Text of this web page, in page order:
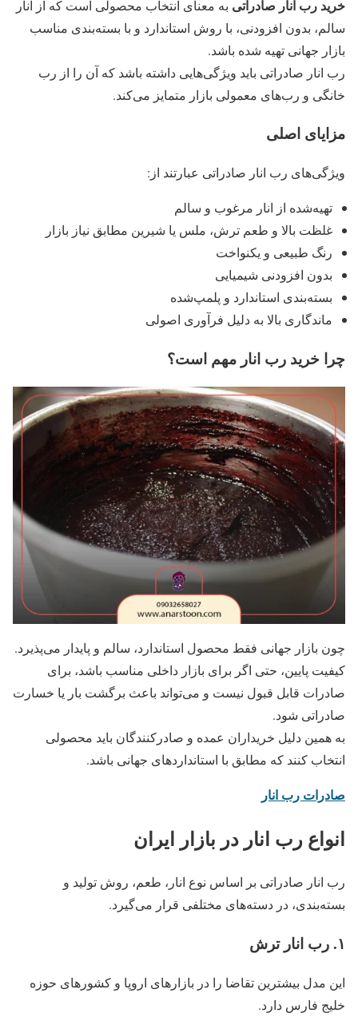
خرید رب انار صادراتی به معنای انتخاب محصولی است که از انار
سالم، بدون افزودنی، با روش استاندارد و با بسته‌بندی مناسب
بازار جهانی تهیه شده باشد.
رب انار صادراتی باید ویژگی‌هایی داشته باشد که آن را از رب
خانگی و رب‌های معمولی بازار متمایز می‌کند.
مزایای اصلی
ویژگی‌های رب انار صادراتی عبارتند از:
تهیه‌شده از انار مرغوب و سالم
غلظت بالا و طعم ترش، ملس یا شیرین مطابق نیاز بازار
رنگ طبیعی و یکنواخت
بدون افزودنی شیمیایی
بسته‌بندی استاندارد و پلمپ‌شده
ماندگاری بالا به دلیل فرآوری اصولی
چرا خرید رب انار مهم است؟
چون بازار جهانی فقط محصول استاندارد، سالم و پایدار می‌پذیرد.
کیفیت پایین، حتی اگر برای بازار داخلی مناسب باشد، برای
صادرات قابل قبول نیست و می‌تواند باعث برگشت بار یا خسارت
صادراتی شود.
به همین دلیل خریداران عمده و صادرکنندگان باید محصولی
انتخاب کنند که مطابق با استانداردهای جهانی باشد.
صادرات رب انار
انواع رب انار در بازار ایران
رب انار صادراتی بر اساس نوع انار، طعم، روش تولید و
بسته‌بندی، در دسته‌های مختلفی قرار می‌گیرد.
۱.رب انار ترش
این مدل بیشترین تقاضا را در بازارهای اروپا و کشورهای حوزه
خلیج فارس دارد.